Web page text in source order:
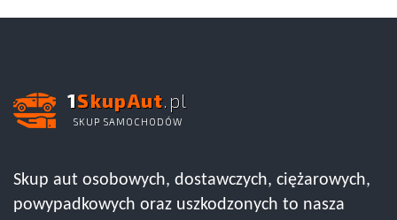
1SkupAut.pl
SKUP SAMOCHODÓW
Skup aut osobowych, dostawczych, ciężarowych,
powypadkowych oraz uszkodzonych to nasza